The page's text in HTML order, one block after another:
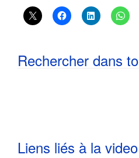
Rechercher dans
Liens liés à la video